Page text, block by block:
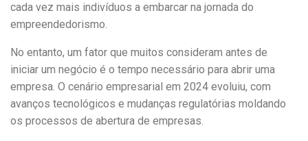
cada vez mais indivíduos a embarcar na jornada do
empreendedorismo.
No entanto, um fator que muitos consideram antes de
iniciar um negócio é o tempo necessário para abrir uma
empresa. O cenário empresarial em 2024 evoluiu, com
avanços tecnológicos e mudanças regulatórias moldando
os processos de abertura de empresas.